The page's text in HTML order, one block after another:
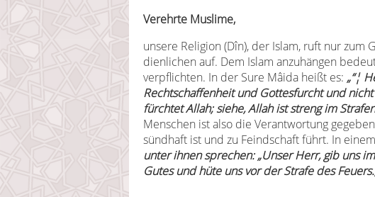
Verehrte Muslime,
unsere Religion (Dîn), der Islam, ruft nur zum
dienlichen auf. Dem Islam anzuhängen
verpflichten. In der Sure Mâida heißt es: „“¦
Rechtschaffenheit und Gottesfurcht und
fürchtet Allah; siehe, Allah ist streng im
Menschen ist also die Verantwortung
sündhaft ist und zu Feindschaft führt. In
unter ihnen sprechen:„Unser Herr, gib uns
Gutes und hüte uns vor der Strafe des Feuers.